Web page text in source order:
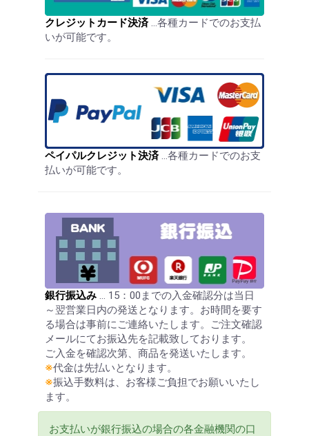
クレジットカード決済…各種カードでのお支払
いが可能です。
ペイパルクレジット決済…各種カードでのお支
払いが可能です。
銀行振込み … 15：00までの入金確認分は当日
～翌営業日内の発送となります。お時間を要す
る場合は事前にご連絡いたします。ご注文確認
メールにてお振込先を記載致しております。
ご入金を確認次第、商品を発送いたします。
※代金は先払いとなります。
※振込手数料は、お客様ご負担でお願いいたし
ます。
お支払いが銀行振込の場合の各金融機関の口